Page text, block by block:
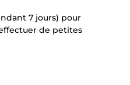
7 jours) pour
de petites